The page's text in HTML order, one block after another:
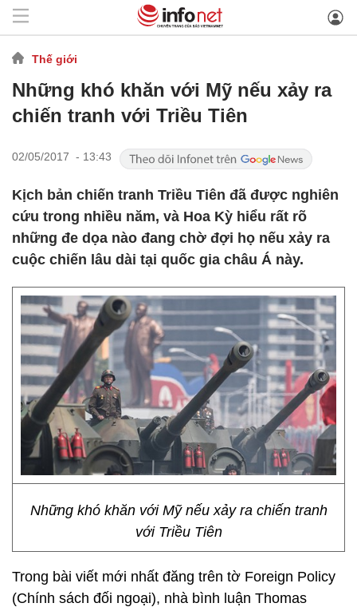
Thế giới
Những khó khăn với Mỹ nếu xảy ra
chiến tranh với Triều Tiên
02/05/2017 - 13:43
Kịch bản chiến tranh Triều Tiên đã được nghiên
cứu trong nhiều năm, và Hoa Kỳ hiểu rất rõ
những đe dọa nào đang chờ đợi họ nếu xảy ra
cuộc chiến lâu dài tại quốc gia châu Á này.
Những khó khăn với Mỹ nếu xảy ra chiến tranh
với Triều Tiên
Trong bài viết mới nhất đăng trên tờ Foreign Policy
(Chính sách đối ngoại), nhà bình luận Thomas